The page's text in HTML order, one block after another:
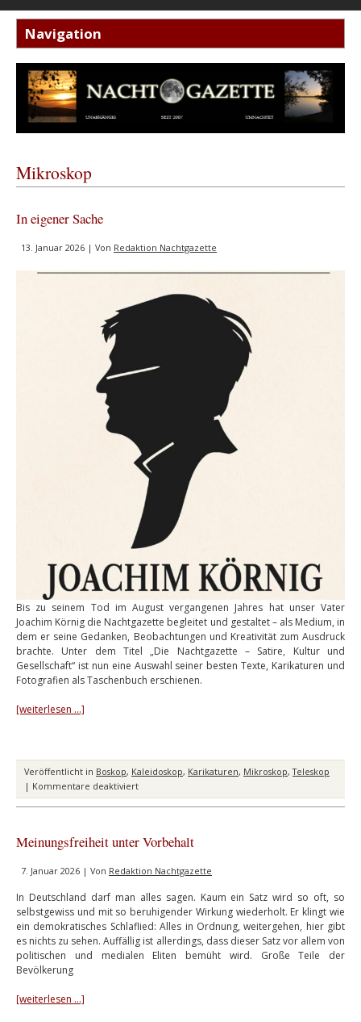
Mikroskop
In eigener Sache
13. Januar 2026 | Von Redaktion Nachtgazette
Bis zu seinem Tod im August vergangenen Jahres hat unser Vater
Joachim Körnig die Nachtgazette begleitet und gestaltet – als Medium, in
dem er seine Gedanken, Beobachtungen und Kreativität zum Ausdruck
brachte. Unter dem Titel „Die Nachtgazette – Satire, Kultur und
Gesellschaft“ ist nun eine Auswahl seiner besten Texte, Karikaturen und
Fotografien als Taschenbuch erschienen.
[weiterlesen …]
Veröffentlicht in Boskop, Kaleidoskop, Karikaturen, Mikroskop,Teleskop
| Kommentare deaktiviertfür
In
Meinungsfreiheit unter Vorbehalt
7. Januar 2026 | Von Redaktion Nachtgazette
In Deutschland darf man alles sagen. Kaum ein Satz wird so oft, so
selbstgewiss und mit so beruhigender Wirkung wiederholt. Er klingt wie
ein demokratisches Schlaflied: Alles in Ordnung, weitergehen, hier gibt
es nichts zu sehen. Auffällig ist allerdings, dass dieser Satz vor allem von
politischen und medialen Eliten bemüht wird. Große Teile der
Bevölkerung
[weiterlesen …]